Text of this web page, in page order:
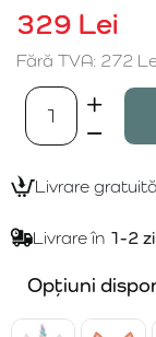
329 Lei
Fără TVA: 272
Livrare
Livrare în 1-2
Opțiuni